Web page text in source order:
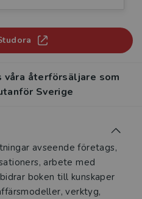
återförsäljare som
Sverige
avseende företags,
arbete med
boken till kunskaper
verktyg,